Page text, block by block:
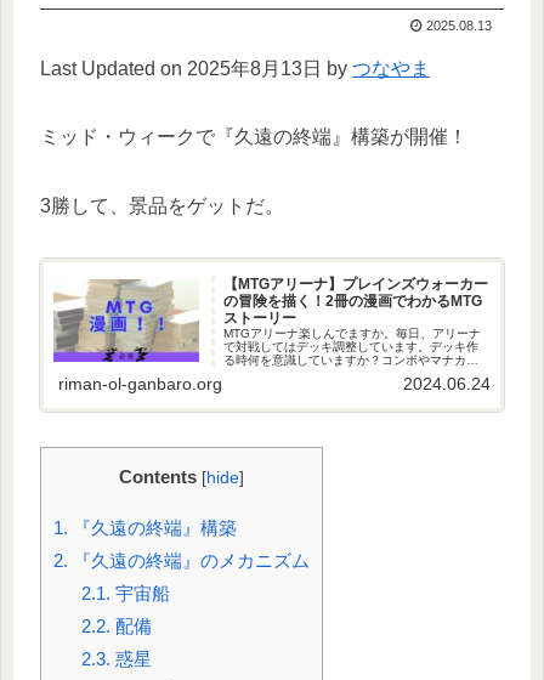
2025.08.13
Last Updated on 2025年8月13日 by つなやま
ミッド・ウィークで『久遠の終端』構築が開催！
3勝して、景品をゲットだ。
【MTGアリーナ】プレインズウォーカー
の冒険を描く！2冊の漫画でわかるMTG
ストーリー
MTGアリーナ楽しんでますか。毎日、アリーナ
で対戦してはデッキ調整しています。デッキ作
る時何を意識していますか？コンボやマナカー
ります。デッキづくり時に必要なのことの１つ
riman-ol-ganbaro.org 2024.06.24
Contents [hide]
1. 『久遠の終端』構築
2. 『久遠の終端』のメカニズム
2.1. 宇宙船
2.2. 配備
2.3. 惑星